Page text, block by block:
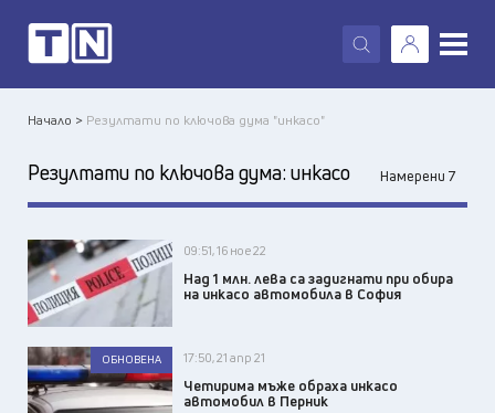
X
Начало > Резултати по ключова дума "инкасо"
Резултати по ключова дума: инкасо Намерени 7
09:51, 16 ное 22
Над 1 млн. лева са задигнати при обира
на инкасо автомобила в София
ОБНОВЕНА 17:50, 21 апр 21
Четирима мъже обраха инкасо
автомобил в Перник